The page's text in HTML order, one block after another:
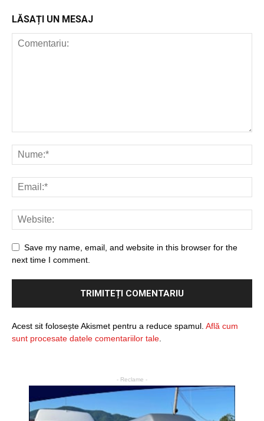
LĂSAȚI UN MESAJ
Save my name, email, and website in this browser for the
next time I comment.
Acest sit folosește Akismet pentru a reduce spamul. Află cum
sunt procesate datele comentariilor tale
- Reclame -